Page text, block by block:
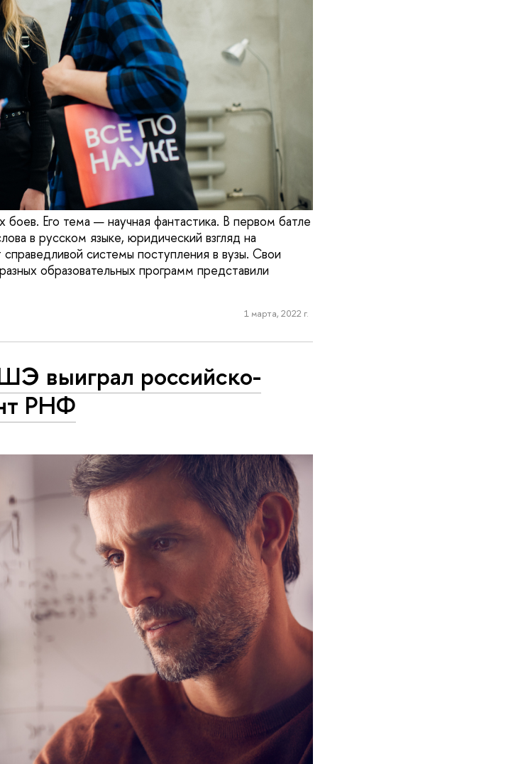
боев. Его тема — научная фантастика. В первом батле
в русском языке, юридический взгляд на
системы поступления в вузы. Свои
образовательных программ представили
1 марта, 2022 г.
выиграл российско-
РНФ